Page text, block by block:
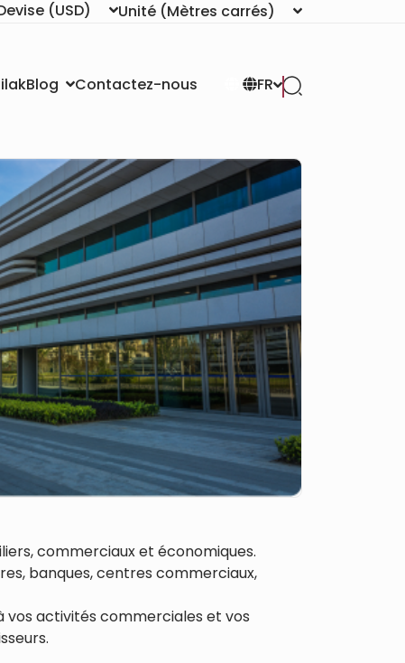
(USD) Unité (Mètres carrés)
Blog Contactez-nous FR
commerciaux et économiques.
banques, centres commerciaux,
vos activités commerciales et vos